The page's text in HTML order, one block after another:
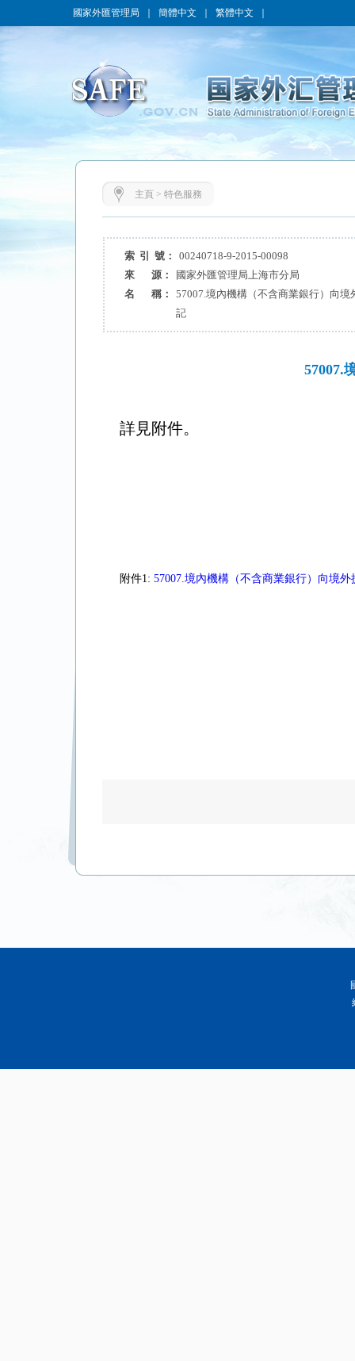
國家外匯管理局 簡體中文 繁體中文
主頁 > 特色服務
索 引 號：
00240718-9-2015-00098
來 源：
國家外匯管理局上海市分局
名 稱：
57007.境內機構（不含商業銀行）向境
記
57007.
詳見附件。
附件1: 57007.境內機構（不含商業銀行）向境